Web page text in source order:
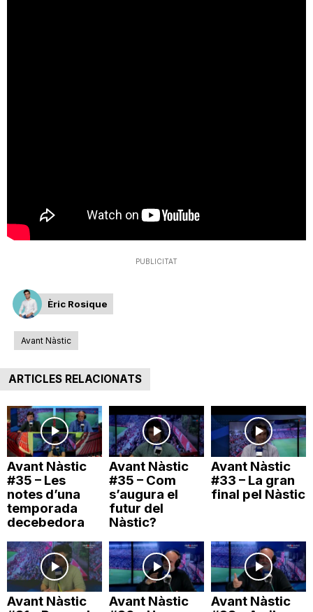
g
n
PUBLICITAT
Èric Rosique
Avant Nàstic
ARTICLES RELACIONATS
Avant Nàstic
#35 – Les
notes d’una
temporada
decebedora
Avant Nàstic
#35 – Com
s’augura el
futur del
Nàstic?
Avant Nàstic
#33 – La gran
final pel Nàstic
Avant Nàstic
Avant Nàstic
Avant Nàstic